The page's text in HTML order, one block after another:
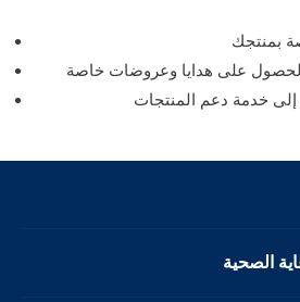
بمنتجك
على هدايا وعروضات خاصة
خدمة دعم المنتجات
الصحية